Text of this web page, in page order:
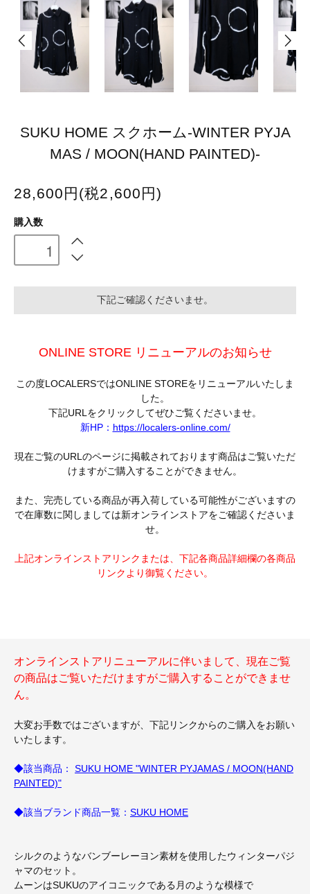
SUKU HOME スクホーム-WINTER PYJA
MAS / MOON(HAND PAINTED)-
28,600円(税2,600円)
購入数
下記ご確認くださいませ。
ONLINE STORE リニューアルのお知らせ
この度LOCALERSではONLINE STOREをリニューアルいたしま
した。
下記URLをクリックしてぜひご覧くださいませ。
新HP： https://localers-online.com/
現在ご覧のURLのページに掲載されております商品はご覧いただ
けますがご購入することができません。
また、完売している商品が再入荷している可能性がございますの
で在庫数に関しましては新オンラインストアをご確認くださいま
せ。
上記オンラインストアリンクまたは、下記各商品詳細欄の各商品
リンクより御覧ください。
オンラインストアリニューアルに伴いまして、現在ご覧
の商品はご覧いただけますがご購入することができませ
ん。
大変お手数ではございますが、下記リンクからのご購入をお願い
いたします。
◆該当商品： SUKU HOME "WINTER PYJAMAS / MOON(HAND
PAINTED)"
◆該当ブランド商品一覧： SUKU HOME
シルクのようなバンブーレーヨン素材を使用したウィンターパジ
ャマのセット。
ムーンはSUKUのアイコニックである月のような模様で